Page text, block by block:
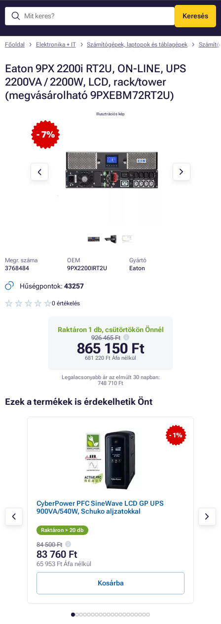
Keresés
Menü
Főoldal Elektronika + IT Számítógépek, laptopok és táblagépek
Eaton 9PX 2200i RT2U, ON-LINE, UPS
2200VA / 2200W, LCD, rack/tower
(megvásárolható 9PXEBM72RT2U)
- 7%
Illusztrációs kép
Megr. száma
3768484
OEM
9PX2200IRT2U
Gyártó
Eaton
Hűségpontok: 43257
0 értékelés
Raktáron 1 db, csütörtökön Önnél
926 465 Ft
865 150 Ft
681 220 Ft Áfa nélkül
Legalacsonyabb ár az elmúlt 30 napban:
748 710 Ft
Ezek a termékek is érdekelhetik Önt
- 1%
CyberPower PFC SineWave LCD GP UPS
900VA/540W, Schuko aljzatokkal
Raktáron > 20 db
84 500 Ft
83 760 Ft
65 953 Ft Áfa nélkül
Kosárba